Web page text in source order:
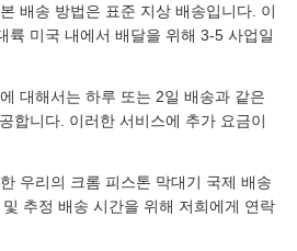
배송 방법은 표준 지상 배송입니다. 이
륙 미국 내에서 배달을 위해 3-5 사업일
대해서는 하루 또는 2일 배송과 같은
합니다. 이러한 서비스에 추가 요금이
우리의 크롬 피스톤 막대기 국제 배송
추정 배송 시간을 위해 저희에게 연락